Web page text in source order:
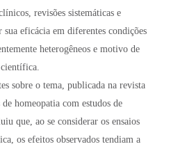
revisões sistemáticas e
eficácia em diferentes condições
heterogêneos e motivo de
sobre o tema, publicada na revista
de homeopatia com estudos de
que, ao se considerar os ensaios
os efeitos observados tendiam a